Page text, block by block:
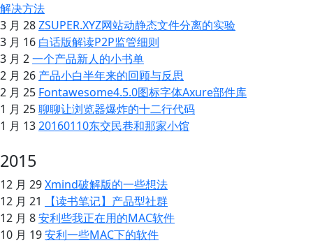
解决方法
3 月 28ZSUPER.XYZ网站动静态文件分离的实验
3 月 16 白话版解读P2P监管细则
3 月 2一个产品新人的小书单
2 月 26 产品小白半年来的回顾与反思
2 月 25 Fontawesome4.5.0图标字体Axure部件库
1 月 25聊聊让浏览器爆炸的十二行代码
1 月 1320160110东交民巷和那家小馆
2015
12 月 29Xmind破解版的一些想法
12 月 21
【读书笔记】产品型社群
12 月 8安利些我正在用的MAC软件
10 月 19安利一些MAC下的软件